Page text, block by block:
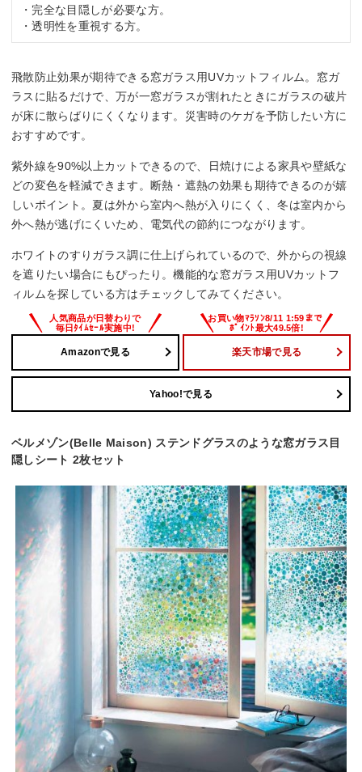
・完全な目隠しが必要な方。
・透明性を重視する方。
飛散防止効果が期待できる窓ガラス用UVカットフィルム。窓ガ
ラスに貼るだけで、万が一窓ガラスが割れたときにガラスの破片
が床に散らばりにくくなります。災害時のケガを予防したい方に
おすすめです。
紫外線を90%以上カットできるので、日焼けによる家具や壁紙な
どの変色を軽減できます。断熱・遮熱の効果も期待できるのが嬉
しいポイント。夏は外から室内へ熱が入りにくく、冬は室内から
外へ熱が逃げにくいため、電気代の節約につながります。
ホワイトのすりガラス調に仕上げられているので、外からの視線
を遮りたい場合にもぴったり。機能的な窓ガラス用UVカットフ
ィルムを探している方はチェックしてみてください。
Amazonで見る 楽天市場で見る
Yahoo!で見る
ベルメゾン(Belle Maison) ステンドグラスのような窓ガラス目
隠しシート 2枚セット